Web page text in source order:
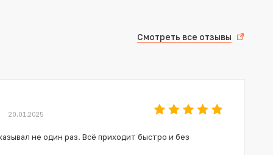
Смотреть все отзывы
20.01.2025
не один раз. Всё приходит быстро и без